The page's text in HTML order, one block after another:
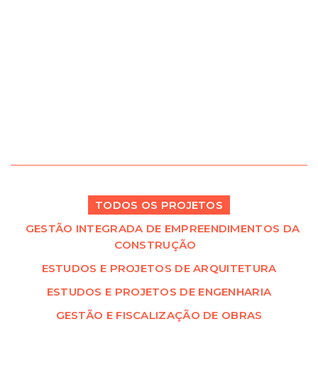
TODOS OS PROJETOS
GESTÃO INTEGRADA DE EMPREENDIMENTOS DA
CONSTRUÇÃO
ESTUDOS E PROJETOS DE ARQUITETURA
ESTUDOS E PROJETOS DE ENGENHARIA
GESTÃO E FISCALIZAÇÃO DE OBRAS